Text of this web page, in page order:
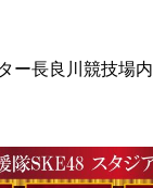
ー長良川競技場内